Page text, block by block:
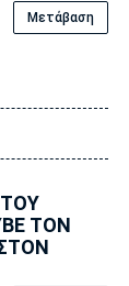
Μετάβαση
ΤΟΝ